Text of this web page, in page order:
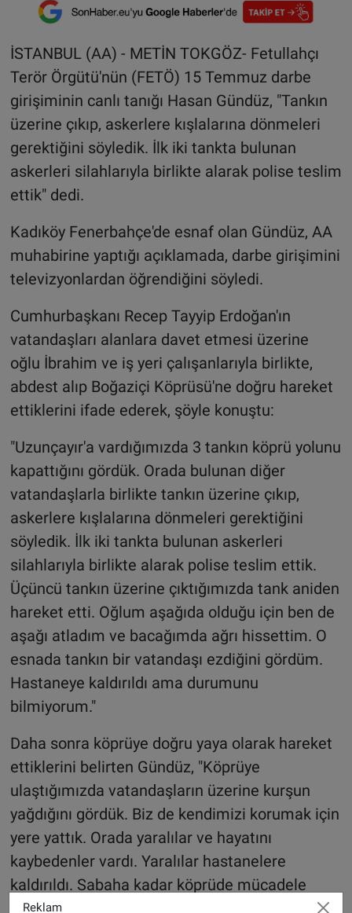
İSTANBUL (AA) - METİN TOKGÖZ- Fetullahçı
Terör Örgütü'nün (FETÖ) 15 Temmuz darbe
girişiminin canlı tanığı Hasan Gündüz, "Tankın
üzerine çıkıp, askerlere kışlalarına dönmeleri
gerektiğini söyledik. İlk iki tankta bulunan
askerleri silahlarıyla birlikte alarak polise teslim
ettik" dedi.
Kadıköy Fenerbahçe'de esnaf olan Gündüz, AA
muhabirine yaptığı açıklamada, darbe girişimini
televizyonlardan öğrendiğini söyledi.
Cumhurbaşkanı Recep Tayyip Erdoğan'ın
vatandaşları alanlara davet etmesi üzerine
oğlu İbrahim ve iş yeri çalışanlarıyla birlikte,
abdest alıp Boğaziçi Köprüsü'ne doğru hareket
ettiklerini ifade ederek, şöyle konuştu:
"Uzunçayır'a vardığımızda 3 tankın köprü yolunu
kapattığını gördük. Orada bulunan diğer
vatandaşlarla birlikte tankın üzerine çıkıp,
askerlere kışlalarına dönmeleri gerektiğini
söyledik. İlk iki tankta bulunan askerleri
silahlarıyla birlikte alarak polise teslim ettik.
Üçüncü tankın üzerine çıktığımızda tank aniden
hareket etti. Oğlum aşağıda olduğu için ben de
aşağı atladım ve bacağımda ağrı hissettim. O
esnada tankın bir vatandaşı ezdiğini gördüm.
Hastaneye kaldırıldı ama durumunu
bilmiyorum."
Daha sonra köprüye doğru yaya olarak hareket
ettiklerini belirten Gündüz, "Köprüye
ulaştığımızda vatandaşların üzerine kurşun
yağdığını gördük. Biz de kendimizi korumak için
yere yattık. Orada yaralılar ve hayatını
kaybedenler vardı. Yaralılar hastanelere
kaldırıldı. Sabaha kadar köprüde mücadele
ettik. Ortalık biraz olsun sakinleşince köprüden
Reklam